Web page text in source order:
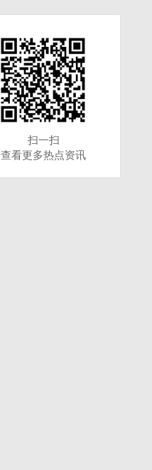
扫一扫
查看更多热点资讯
扫一扫
查看更多热点资讯